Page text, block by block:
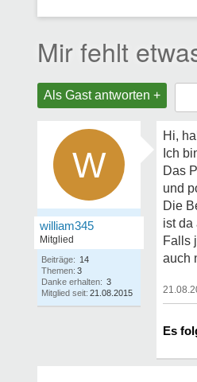
Mir fehlt
Als Gast antworten +
W
william345
Mitglied
Beiträge: 14
Themen: 3
Danke erhalten: 3
Mitglied seit: 21.08.2015
Hi,
Ich
Das
und
Die
ist da
Falls
auch